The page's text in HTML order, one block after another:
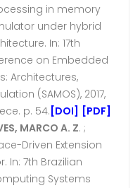
in memory
under hybrid
In: 17th
on Embedded
Architectures,
(SAMOS), 2017,
p. 54. [DOI] [PDF]
MARCO A. Z. ;
Driven Extension
In: 7th Brazilian
Systems